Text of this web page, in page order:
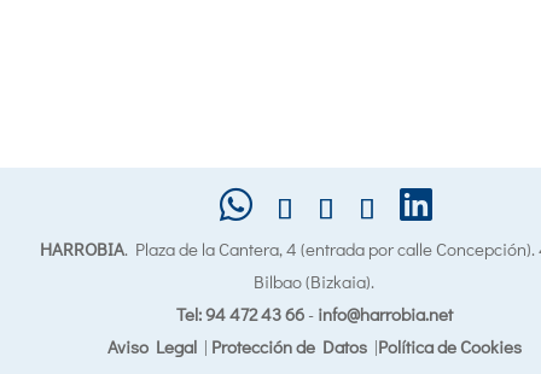
HARROBIA. Plaza de la Cantera, 4 (entrada por calle
Bilbao (Bizkaia).
Tel: 94 472 43 66- info@harrobia.net
Aviso Legal| Protección de Datos|Política de Cookies